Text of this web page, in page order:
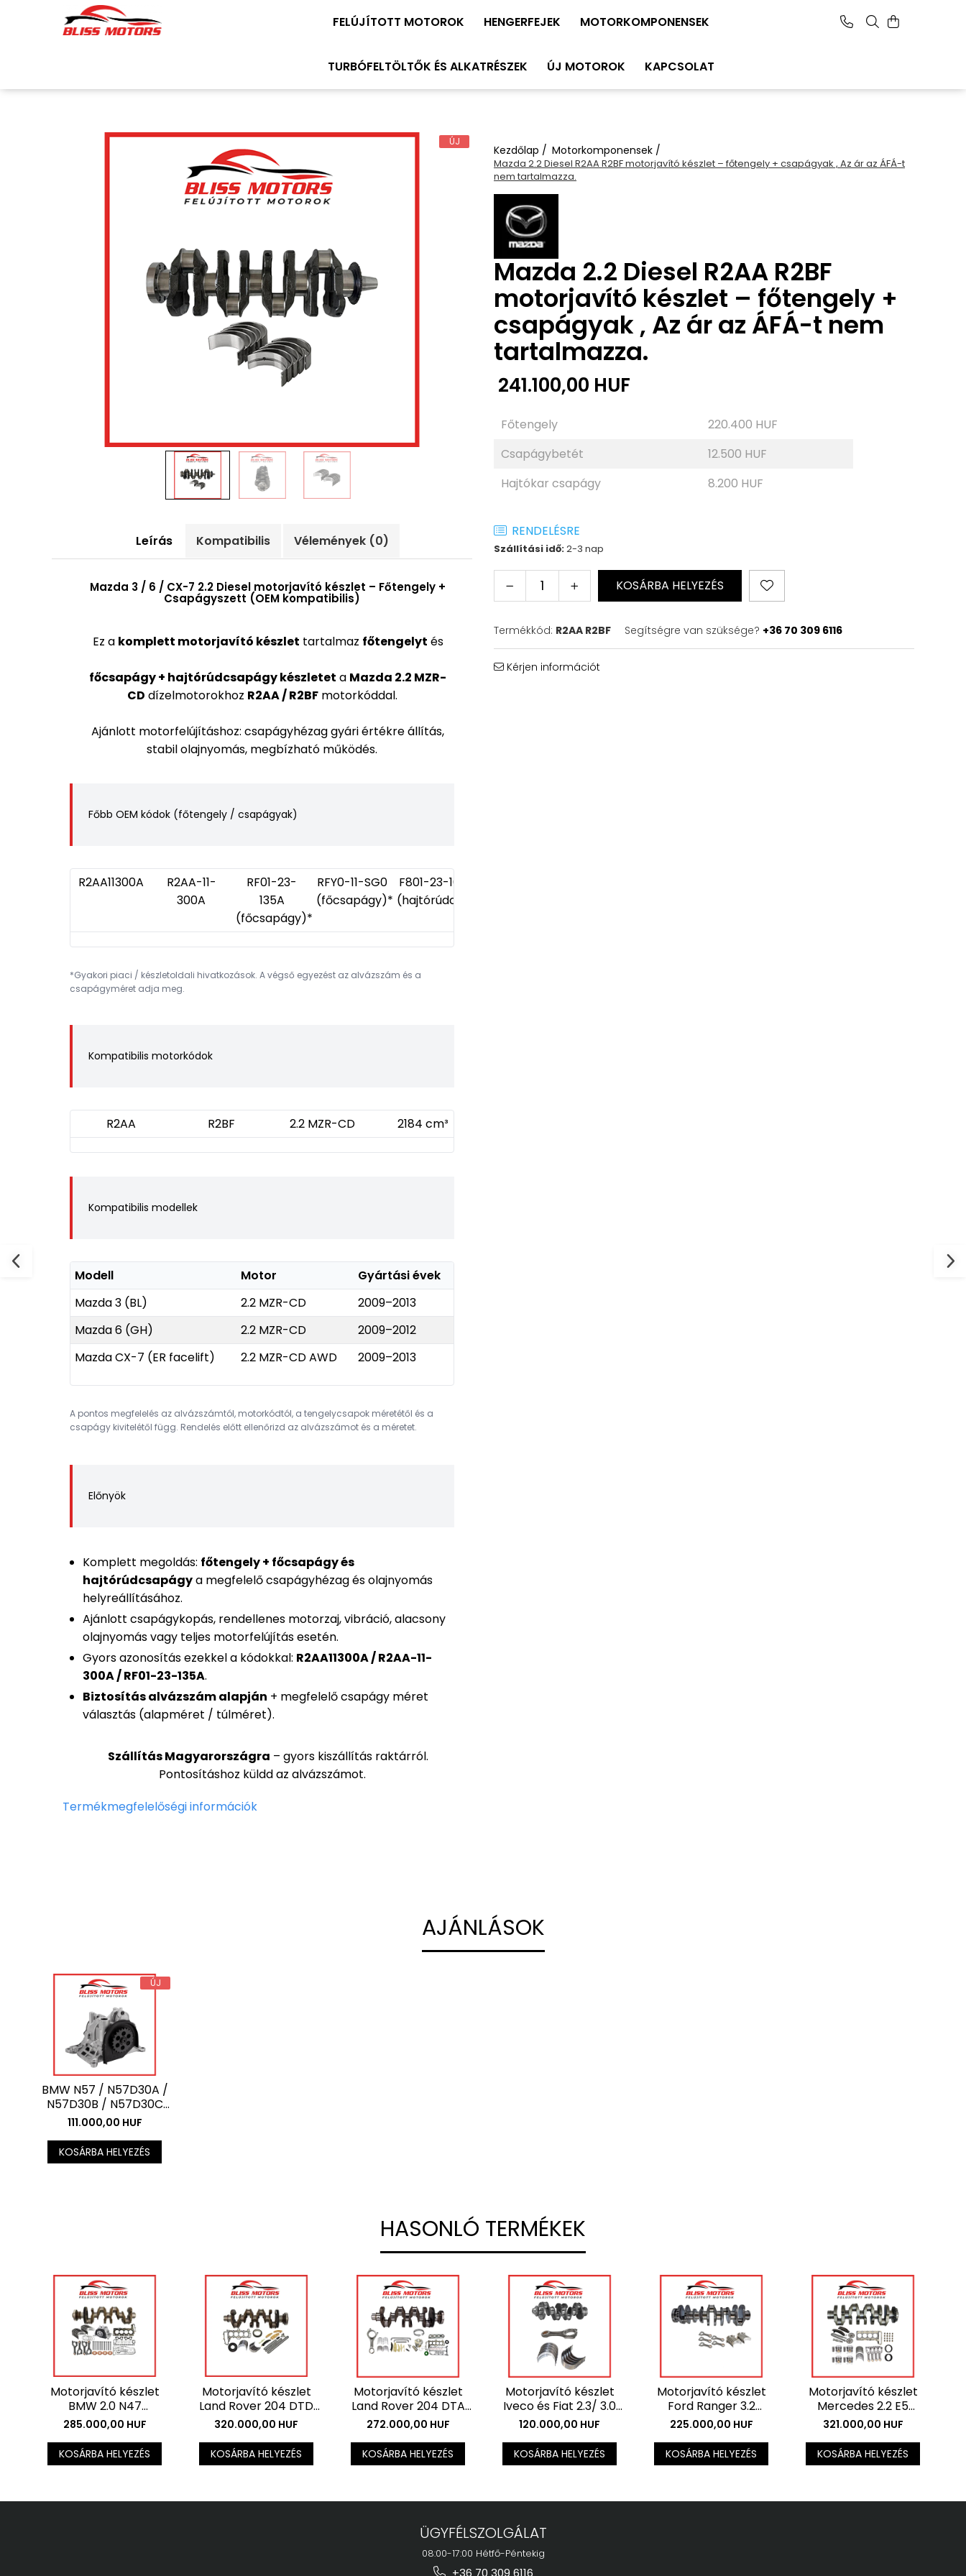
FELÚJÍTOTT MOTOROK HENGERFEJEK MOTORKOMPONENSEK
TURBÓFELTÖLTŐK ÉS ALKATRÉSZEK ÚJ MOTOROK KAPCSOLAT
Kezdőlap / Motorkomponensek /
Mazda 2.2 Diesel R2AA R2BF motorjavító készlet – főtengely + csapágyak , Az ár az ÁFÁ-t
nem tartalmazza.
Mazda 2.2 Diesel R2AA R2BF
motorjavító készlet – főtengely +
csapágyak , Az ár az ÁFÁ-t nem
tartalmazza.
ÚJ
241.100,00 HUF
Főtengely
220.400 HUF
Csapágybetét
12.500 HUF
Hajtókar csapágy
8.200 HUF
RENDELÉSRE
Szállítási idő:2-3 nap
KOSÁRBA HELYEZÉS
Termékkód: R2AA R2BF Segítségre van szüksége? +36 70 309 6116
Kérjen információt
Leírás Kompatibilis Vélemények (0)
Mazda 3 / 6 / CX-7 2.2 Diesel motorjavító készlet – Főtengely +
Csapágyszett (OEM kompatibilis)
Ez a komplett motorjavító készlet tartalmaz főtengelyt és
főcsapágy + hajtórúdcsapágy készletet a Mazda 2.2 MZR-
CD dízelmotorokhoz R2AA / R2BFmotorkóddal.
Ajánlott motorfelújításhoz: csapágyhézag gyári értékre állítás,
stabil olajnyomás, megbízható működés.
Főbb OEM kódok (főtengely / csapágyak)
R2AA11300A
R2AA-11-
300A
RF01-23-
135A
(főcsapágy)*
RFY0-11-SG0
(főcsapágy)*
F801-23-105
(hajtórúdcsapágy)*
*Gyakori piaci / készletoldali hivatkozások. A végső egyezést az alvázszám és a
csapágyméret adja meg.
Kompatibilis motorkódok
R2AA R2BF 2.2 MZR-CD 2184 cm³
Kompatibilis modellek
Modell Motor Gyártási évek
Mazda 3 (BL)
2.2 MZR-CD 2009–2013
Mazda 6 (GH)
2.2 MZR-CD 2009–2012
Mazda CX-7 (ER facelift)
2.2 MZR-CD AWD 2009–2013
A pontos megfelelés az alvázszámtól, motorkódtól, a tengelycsapok méretétől és a
csapágy kivitelétől függ. Rendelés előtt ellenőrizd az alvázszámot és a méretet.
Előnyök
Komplett megoldás: főtengely + főcsapágy és
hajtórúdcsapágya megfelelő csapágyhézag és olajnyomás
helyreállításához.
Ajánlott csapágykopás, rendellenes motorzaj, vibráció, alacsony
olajnyomás vagy teljes motorfelújítás esetén.
Gyors azonosítás ezekkel a kódokkal: R2AA11300A / R2AA-11-
300A / RF01-23-135A.
Biztosítás alvázszám alapján + megfelelő csapágy méret
választás (alapméret / túlméret).
Szállítás Magyarországra – gyors kiszállítás raktárról.
Pontosításhoz küldd az alvázszámot.
Termékmegfelelőségi információk
AJÁNLÁSOK
ÚJ
BMW N57 / N57D30A /
N57D30B / N57D30C
olajpumpa – OEM
kompatibilis
111.000,00 HUF
KOSÁRBA HELYEZÉS
HASONLÓ TERMÉKEK
Motorjavító készlet
BMW 2.0 N47
motorokhoz - Nitridált
főtengely + csapágy
készlet . Az ár az ÁFÁ-t
nem tartalmazza.
285.000,00 HUF
KOSÁRBA HELYEZÉS
Motorjavító készlet
Land Rover 204 DTD
motorokhoz -
Főtengely + csapágy
készlet . Az ár az ÁFÁ-t
nem tartalmazza.
320.000,00 HUF
KOSÁRBA HELYEZÉS
Motorjavító készlet
Land Rover 204 DTA
motorokhoz -
Főtengely + csapágy
készlet . Az ár az ÁFÁ-t
nem tartalmazza.
272.000,00 HUF
KOSÁRBA HELYEZÉS
Motorjavító készlet
Iveco és Fiat 2.3/ 3.0
motorokhoz -
Főtengely + csapágy
készlet . Az ár az ÁFÁ-t
nem tartalmazza.
120.000,00 HUF
KOSÁRBA HELYEZÉS
Motorjavító készlet
Ford Ranger 3.2
motorokhoz -
Főtengely + csapágy
készlet . Az ár az ÁFÁ-t
nem tartalmazza.
225.000,00 HUF
KOSÁRBA HELYEZÉS
Motorjavító készlet
Mercedes 2.2 E5
motorokhoz -
Főtengely + csapágy
készlet . Az ár az ÁFÁ-t
nem tartalmazza.
321.000,00 HUF
KOSÁRBA HELYEZÉS
ÜGYFÉLSZOLGÁLAT
08:00-17:00 Hétfő-Péntekig
+36 70 309 6116